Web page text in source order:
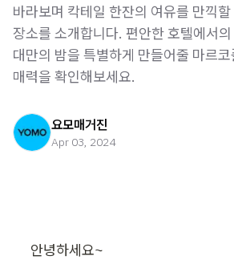
바라보며 칵테일 한잔의 여유를 만끽
장소를 소개합니다. 편안한 호텔에서
대만의 밤을 특별하게 만들어줄 마르
매력을 확인해보세요.
요모매거진
Apr 03, 2024
안녕하세요~